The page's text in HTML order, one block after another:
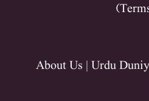
About Us | Urdu